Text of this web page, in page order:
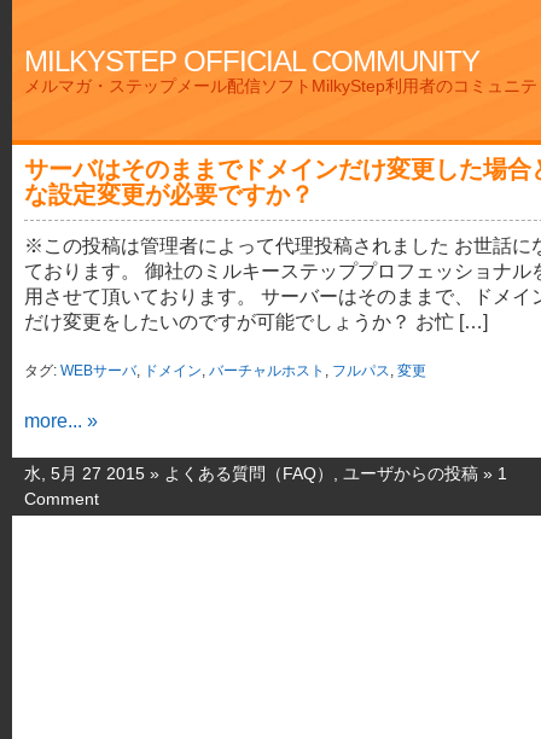
MILKYSTEP OFFICIAL COMMUNITY
メルマガ・ステップメール配信ソフトMilkyStep利用者のコミュニ
サーバはそのままでドメインだけ変更した場合
な設定変更が必要ですか？
※この投稿は管理者によって代理投稿されました お世話に
ております。 御社のミルキーステッププロフェッショナル
用させて頂いております。 サーバーはそのままで、ドメイ
だけ変更をしたいのですが可能でしょうか？ お忙 […]
タグ: WEBサーバ, ドメイン, バーチャルホスト , フルパス, 変更
more... »
水, 5月 27 2015 » よくある質問（FAQ） ユーザからの投稿 » 1
Comment